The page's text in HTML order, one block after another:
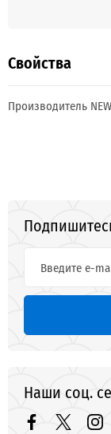
Свойства
Производитель
Наши соц.